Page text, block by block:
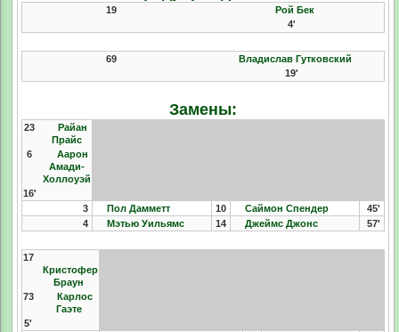
19
Рой Бек
4'
69
Владислав Гутковский
19'
Замены:
23
Райан
Прайс
6
Аарон
Амади-
Холлоуэй
16'
3
Пол Дамметт 10 Саймон Спендер
45'
4
Мэтью Уильямс 14 Джеймс Джонс 57'
17
Кристофер
Браун
73
Карлос
Гаэте
5'